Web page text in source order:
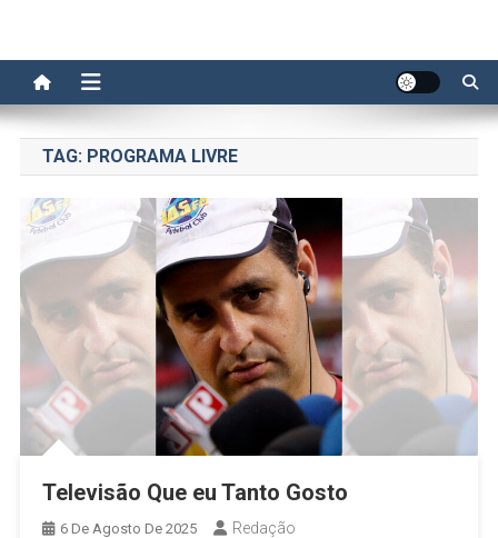
TAG: PROGRAMA LIVRE
Televisão Que eu Tanto Gosto
6 De Agosto De 2025 Redação